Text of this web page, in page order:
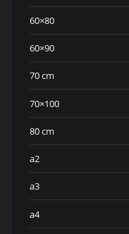
60×80
60×90
70 cm
70×100
80 cm
a2
a3
a4